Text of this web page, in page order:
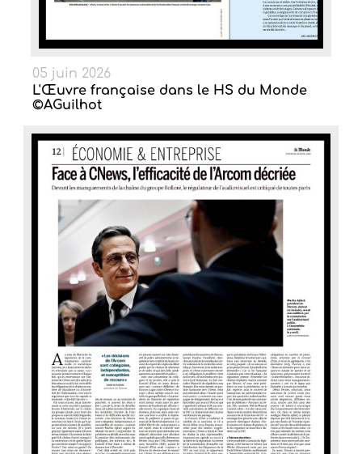
05 juin 2026
L'Œuvre française dans le HS du Monde
©AGuilhot